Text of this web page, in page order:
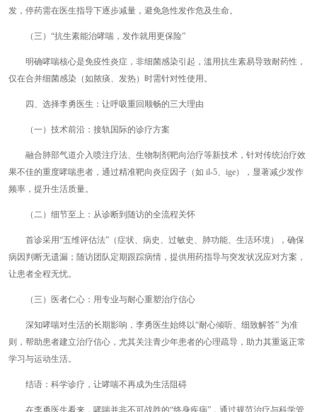
发，停药需在医生指导下逐步减量，避免急性发作危及生命。
（三）“抗生素能治哮喘，发作就用更保险”
明确哮喘核心是免疫性炎症，非细菌感染引起，滥用抗生素易导致耐药性，
仅在合并细菌感染（如脓痰、发热）时需针对性使用。
四、选择李勇医生：让呼吸重回顺畅的三大理由
（一）技术前沿：接轨国际的诊疗方案
融合肺部气道介入喷注疗法、生物制剂靶向治疗等新技术，针对传统治疗效
果不佳的重度哮喘患者，通过精准靶向炎症因子（如 il-5、ige），显著减少发作
频率，提升生活质量。
（二）细节至上：从诊断到随访的全流程关怀
首诊采用“五维评估法”（症状、病史、过敏史、肺功能、生活环境），确保
病因判断无遗漏；随访团队定期跟踪病情，提供用药指导与突发状况应对方案，
让患者全程无忧。
（三）医者仁心：用专业与耐心重塑治疗信心
深知哮喘对生活的长期影响，李勇医生始终以“耐心倾听、细致解答” 为准
则，帮助患者建立治疗信心，尤其关注青少年患者的心理疏导，助力其重返正常
学习与运动生活。
结语：科学诊疗，让哮喘不再成为生活阻碍
在李勇医生看来，哮喘并非不可战胜的“终身疾病”，通过规范治疗与科学管